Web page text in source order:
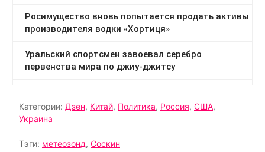
Категории: Дзен, Китай, Политика, Россия, США,
Украина
Тэги: метеозонд, Соскин